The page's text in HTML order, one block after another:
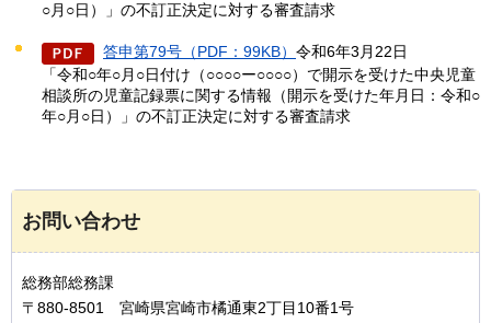
○月○日）」の不訂正決定に対する審査請求
答申第79号（PDF：99KB） 令和6年3月22日
「令和○年○月○日付け（○○○○ー○○○○）で開示を受けた中央児童
相談所の児童記録票に関する情報（開示を受けた年月日：令和○
年○月○日）」の不訂正決定に対する審査請求
お問い合わせ
総務部総務課
〒880-8501 宮崎県宮崎市橘通東2丁目10番1号